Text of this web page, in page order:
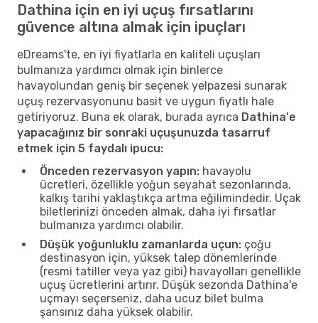
Dathina için en iyi uçuş fırsatlarını
güvence altına almak için ipuçları
eDreams'te, en iyi fiyatlarla en kaliteli uçuşları
bulmanıza yardımcı olmak için binlerce
havayolundan geniş bir seçenek yelpazesi sunarak
uçuş rezervasyonunu basit ve uygun fiyatlı hale
getiriyoruz. Buna ek olarak, burada ayrıca Dathina'e
yapacağınız bir sonraki uçuşunuzda tasarruf
etmek için 5 faydalı ipucu:
Önceden rezervasyon yapın: havayolu
ücretleri, özellikle yoğun seyahat sezonlarında,
kalkış tarihi yaklaştıkça artma eğilimindedir. Uçak
biletlerinizi önceden almak, daha iyi fırsatlar
bulmanıza yardımcı olabilir.
Düşük yoğunluklu zamanlarda uçun: çoğu
destinasyon için, yüksek talep dönemlerinde
(resmi tatiller veya yaz gibi) havayolları genellikle
uçuş ücretlerini artırır. Düşük sezonda Dathina'e
uçmayı seçerseniz, daha ucuz bilet bulma
şansınız daha yüksek olabilir.